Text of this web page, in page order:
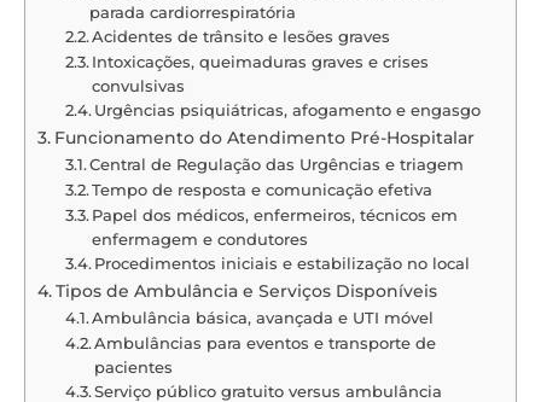
parada cardiorrespiratória
Acidentes de trânsito e lesões graves
Intoxicações, queimaduras graves e crises
convulsivas
Urgências psiquiátricas, afogamento e engasgo
Funcionamento do Atendimento Pré-Hospitalar
Central de Regulação das Urgências e triagem
Tempo de resposta e comunicação efetiva
Papel dos médicos, enfermeiros, técnicos em
enfermagem e condutores
Procedimentos iniciais e estabilização no local
Tipos de Ambulância e Serviços Disponíveis
Ambulância básica, avançada e UTI móvel
Ambulâncias para eventos e transporte de
pacientes
Serviço público gratuito versus ambulância